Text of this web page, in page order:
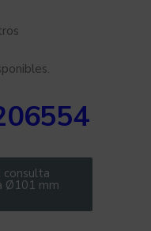
consulta
Ø101 mm